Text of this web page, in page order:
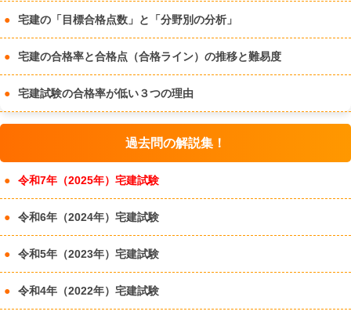
宅建の「目標合格点数」と「分野別の分析」
宅建の合格率と合格点（合格ライン）の推移と難易度
宅建試験の合格率が低い３つの理由
過去問の解説集！
令和7年（2025年）宅建試験
令和6年（2024年）宅建試験
令和5年（2023年）宅建試験
令和4年（2022年）宅建試験